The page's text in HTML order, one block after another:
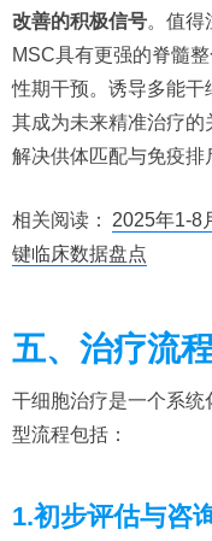
改善的积极信号。值得
MSC具有更强的脊髓
性期干预。诱导多能
其成为未来精准治疗
解决供体匹配与免疫排
相关阅读：
2025年1-8
键临床数据盘点
五、治疗流
干细胞治疗是一个系统
型流程包括：
1.初步评估与咨